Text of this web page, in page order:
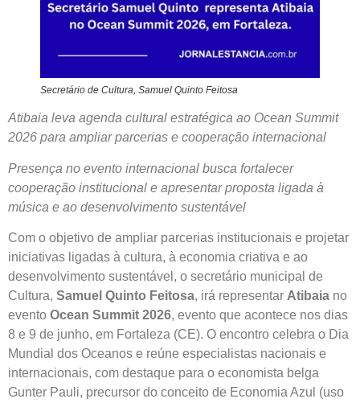
Secretário de Cultura, Samuel Quinto Feitosa
Atibaia leva agenda cultural estratégica ao Ocean Summit
2026 para ampliar parcerias e cooperação internacional
Presença no evento internacional busca fortalecer
cooperação institucional e apresentar proposta ligada à
música e ao desenvolvimento sustentável
Com o objetivo de ampliar parcerias institucionais e projetar
iniciativas ligadas à cultura, à economia criativa e ao
desenvolvimento sustentável, o secretário municipal de
Cultura, Samuel Quinto Feitosa, irá representar Atibaia no
evento Ocean Summit 2026, evento que acontece nos dias
8 e 9 de junho, em Fortaleza (CE). O encontro celebra o Dia
Mundial dos Oceanos e reúne especialistas nacionais e
internacionais, com destaque para o economista belga
Gunter Pauli, precursor do conceito de Economia Azul (uso